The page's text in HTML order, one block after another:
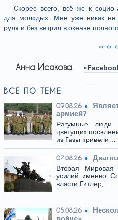
Скорее всего, всё же к
для молодых. Мне уже никак не
руля и без ветрил в океане
* *
Анна Исакова
ВСЁ ПО ТЕМЕ
09.08.26
армией?
Разумные люди
цветущих
из Газы привели…
07.08.26
Вторая
усилий именно
власти Гитлер,…
05.08.26
войне»…